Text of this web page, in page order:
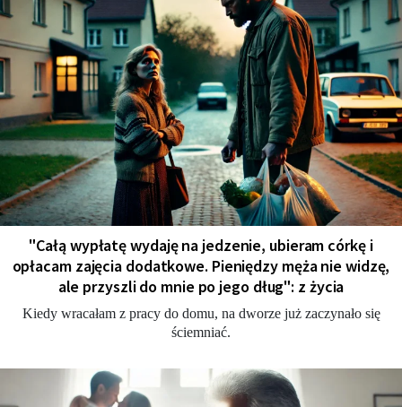
"Całą wypłatę wydaję na jedzenie, ubieram córkę i
opłacam zajęcia dodatkowe. Pieniędzy męża nie widzę,
ale przyszli do mnie po jego dług": z życia
Kiedy wracałam z pracy do domu, na dworze już zaczynało się
ściemniać.